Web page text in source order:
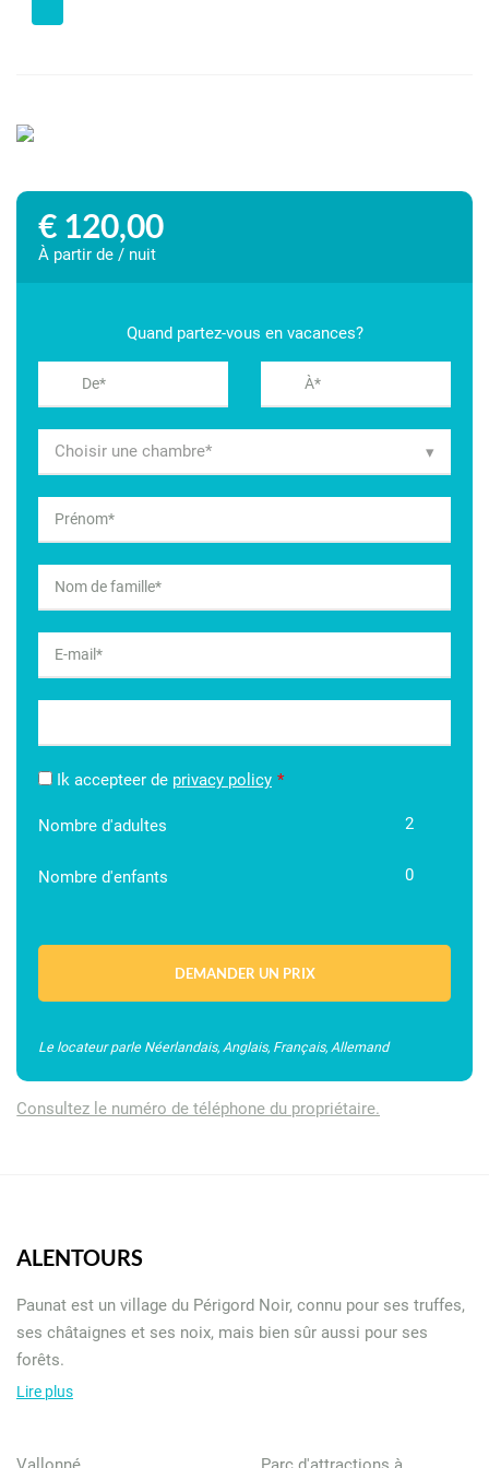
€ 120,00
À partir de / nuit
Quand partez-vous en vacances?
Ik accepteer de privacy policy
Nombre d'adultes 2
Nombre d'enfants 0
Le locateur parle Néerlandais, Anglais, Français, Allemand
Consultez le numéro de téléphone du propriétaire.
ALENTOURS
Paunat est un village du Périgord Noir, connu pour ses truffes,
ses châtaignes et ses noix, mais bien sûr aussi pour ses
forêts.
Lire plus